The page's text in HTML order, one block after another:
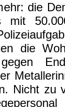
die
mit
die
Nicht zu